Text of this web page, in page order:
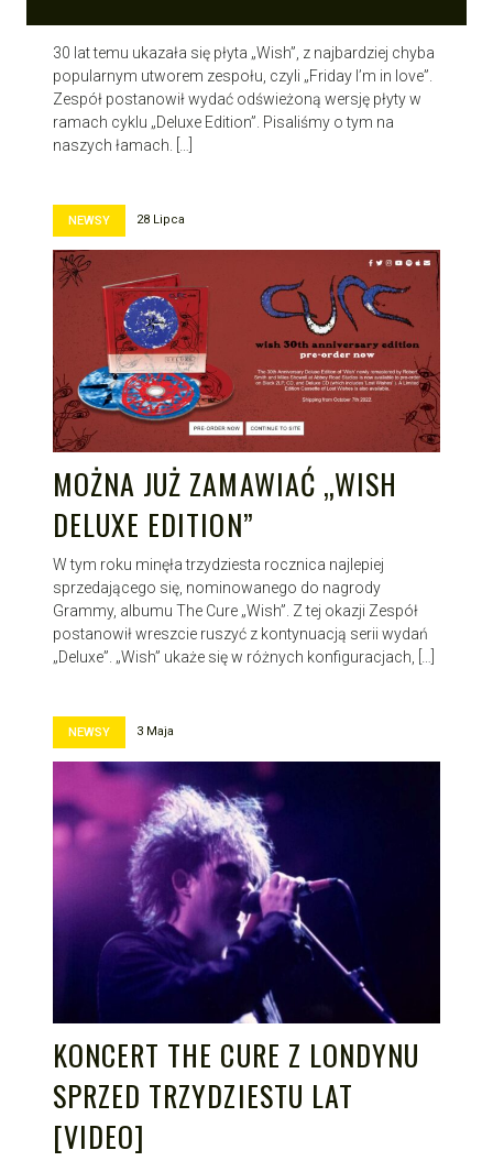
30 lat temu ukazała się płyta „Wish”, z najbardziej chyba
popularnym utworem zespołu, czyli „Friday I’m in love”.
Zespół postanowił wydać odświeżoną wersję płyty w
ramach cyklu „Deluxe Edition”. Pisaliśmy o tym na
naszych łamach. […]
NEWSY 28 Lipca
MOŻNA JUŻ ZAMAWIAĆ „WISH
DELUXE EDITION”
W tym roku minęła trzydziesta rocznica najlepiej
sprzedającego się, nominowanego do nagrody
Grammy, albumu The Cure „Wish”. Z tej okazji Zespół
postanowił wreszcie ruszyć z kontynuacją serii wydań
„Deluxe”. „Wish” ukaże się w różnych konfiguracjach, […]
NEWSY 3 Maja
KONCERT THE CURE Z LONDYNU
SPRZED TRZYDZIESTU LAT
[VIDEO]